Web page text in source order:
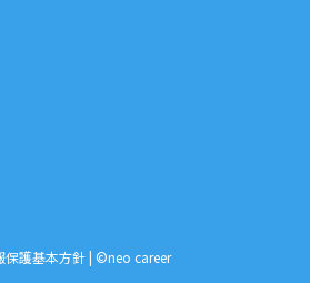
保護基本方針| ©neo career